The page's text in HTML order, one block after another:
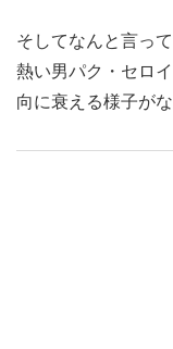
そしてなんと言っ
熱い男パク・セロ
向に衰える様子がな